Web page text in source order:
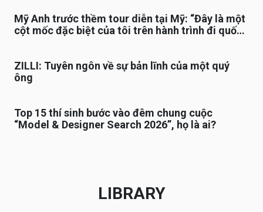
Mỹ Anh trước thềm tour diễn tại Mỹ: “Đây là một
cột mốc đặc biệt của tôi trên hành trình đi quốc
ZILLI: Tuyên ngôn về sự bản lĩnh của một quý
ông
Top 15 thí sinh bước vào đêm chung cuộc
“Model & Designer Search 2026”, họ là ai?
LIBRARY